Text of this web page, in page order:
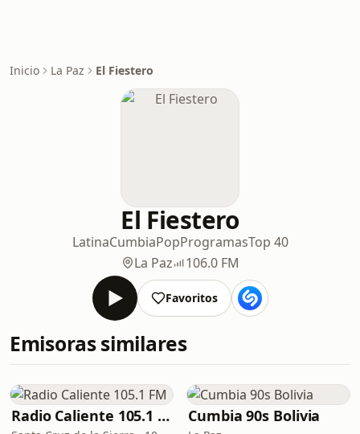
Inicio La Paz El Fiestero
El Fiestero
LatinaCumbiaPopProgramasTop 40
La Paz
106.0 FM
Favoritos
Emisoras similares
Radio Caliente 105.1 FM Cumbia 90s Bolivia